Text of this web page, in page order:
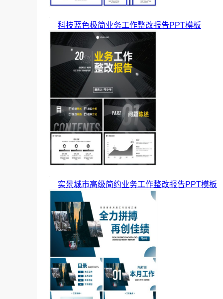
科技蓝色极简业务工作整改报告PPT模板
实景城市高级简约业务工作整改报告PPT模板